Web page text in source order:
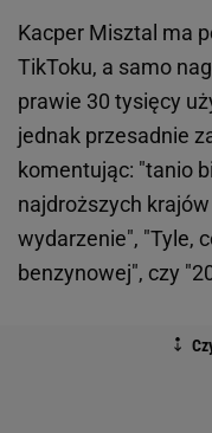
Kacper Misztal ma
TikToku, a samo
prawie 30 tysięcy
jednak przesadnie
komentując: "tanio
najdroższych
wydarzenie", "Tyle,
benzynowej", czy